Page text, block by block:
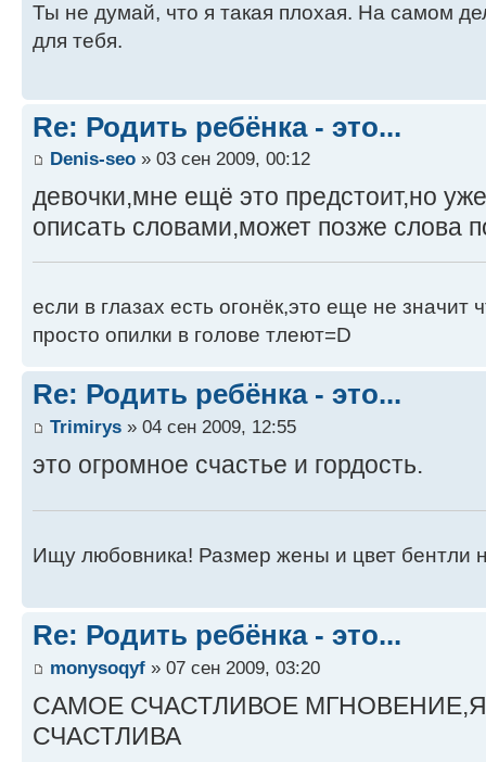
Ты не думай, что я такая плохая. На самом
для тебя.
Re: Родить ребёнка - это...
Denis-seo » 03 сен 2009, 00:12
девочки,мне ещё это предстоит,но
описать словами,может позже слова
если в глазах есть огонёк,это еще не значит
просто опилки в голове тлеют=D
Re: Родить ребёнка - это...
Trimirys » 04 сен 2009, 12:55
это огромное счастье и гордость.
Ищу любовника! Размер жены и цвет бентли
Re: Родить ребёнка - это...
monysoqyf » 07 сен 2009, 03:20
САМОЕ СЧАСТЛИВОЕ
СЧАСТЛИВА